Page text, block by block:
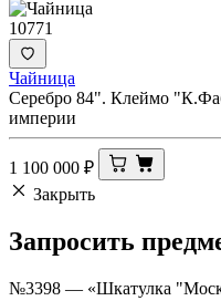
10771
Чайница
Серебро 84". Клеймо
империи
1 100 000 ₽
Закрыть
Запросить
№3398 — «Шкатулка